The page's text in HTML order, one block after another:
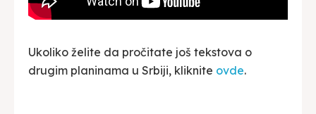
Ukoliko želite da pročitate još tekstova o
drugim planinama u Srbiji, kliknite ovde.